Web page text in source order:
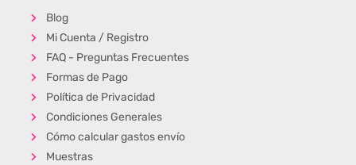
Blog
Mi Cuenta / Registro
FAQ - Preguntas Frecuentes
Formas de Pago
Política de Privacidad
Condiciones Generales
Cómo calcular gastos envío
Muestras